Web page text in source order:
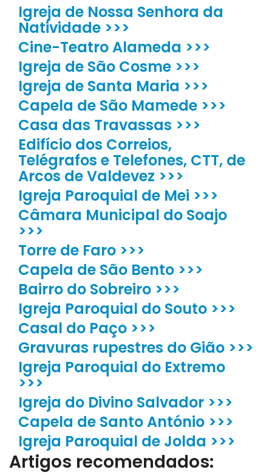
Igreja de Nossa Senhora da
Natividade >>>
Cine-Teatro Alameda >>>
Igreja de São Cosme >>>
Igreja de Santa Maria >>>
Capela de São Mamede >>>
Casa das Travassas >>>
Edifício dos Correios,
Telégrafos e Telefones, CTT, de
Arcos de Valdevez >>>
Igreja Paroquial de Mei >>>
Câmara Municipal do Soajo
>>>
Torre de Faro >>>
Capela de São Bento >>>
Bairro do Sobreiro >>>
Igreja Paroquial do Souto >>>
Casal do Paço >>>
Gravuras rupestres do Gião >>>
Igreja Paroquial do Extremo
>>>
Igreja do Divino Salvador >>>
Capela de Santo António >>>
Igreja Paroquial de Jolda >>>
Artigos recomendados: